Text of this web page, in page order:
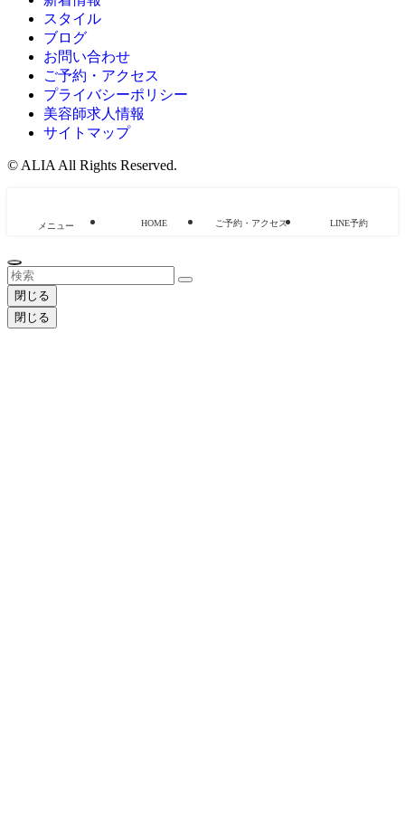
スタイル
ブログ
お問い合わせ
ご予約・アクセス
プライバシーポリシー
美容師求人情報
サイトマップ
© ALIA All Rights Reserved.
メニュー HOME ご予約・アクセス LINE予約
閉じる
閉じる